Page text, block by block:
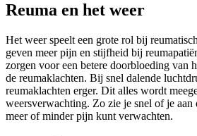
Reuma en het weer
Het weer speelt een grote rol bij
geven meer pijn en stijfheid bij
zorgen voor een betere doorbloeding van
de reumaklachten. Bij snel dalende
reumaklachten erger. Dit alles wordt
weersverwachting. Zo zie je snel of je aan
meer of minder pijn kunt verwachten.